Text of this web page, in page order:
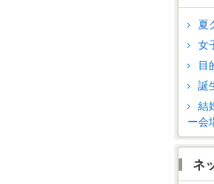
夏
女
目
誕
結
ー会
ネ